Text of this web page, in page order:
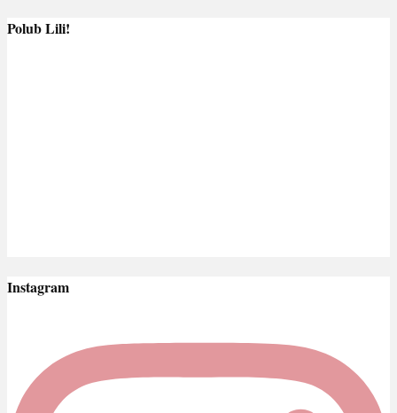
Polub Lili!
Instagram